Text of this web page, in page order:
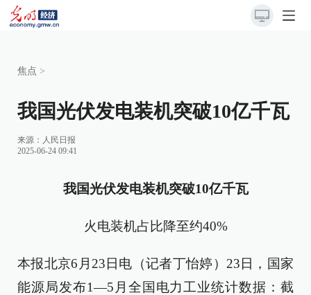
焦点 >
我国光伏发电装机突破10亿千瓦
来源： 人民日报
2025-06-24 09:41
我国光伏发电装机突破10亿千瓦
火电装机占比降至约40%
本报北京6月23日电（记者丁怡婷）23日，国家
能源局发布1—5月全国电力工业统计数据：截